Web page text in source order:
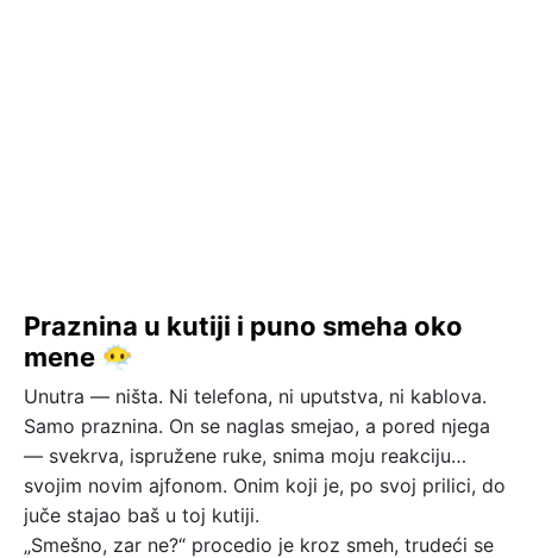
Praznina u kutiji i puno smeha oko
mene 😶‍🌫️
Unutra — ništa. Ni telefona, ni uputstva, ni kablova.
Samo praznina. On se naglas smejao, a pored njega
— svekrva, ispružene ruke, snima moju reakciju…
svojim novim ajfonom. Onim koji je, po svoj prilici, do
juče stajao baš u toj kutiji.
„Smešno, zar ne?“ procedio je kroz smeh, trudeći se